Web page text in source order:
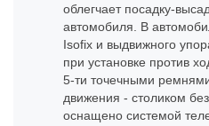
облегчает посадку-
автомобиля. В
Isofix и выдвижного
при установке против
5-ти точечными
движения - столиком
оснащено системой